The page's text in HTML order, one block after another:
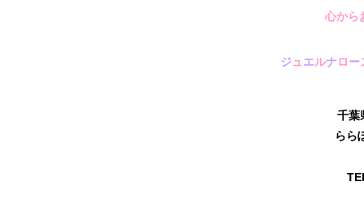
心から
ジュエルナロー
千葉
らら